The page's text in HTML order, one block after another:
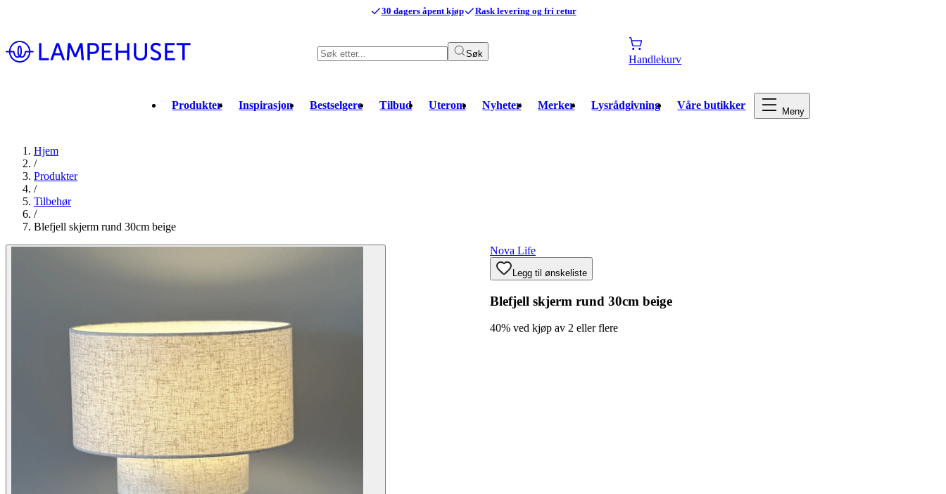
30 dagers åpent kjøp Rask levering og fri retur
Søk Handlekurv
Produkter Inspirasjon Bestselgere Tilbud Uterom Nyheter Merker Lysrådgivning Våre butikker Meny
Hjem
/
Produkter
/
Tilbehør
/
Blefjell skjerm rund 30cm beige
Nova Life
Legg til ønskeliste
Blefjell skjerm rund 30cm beige
40% ved kjøp av 2 eller flere